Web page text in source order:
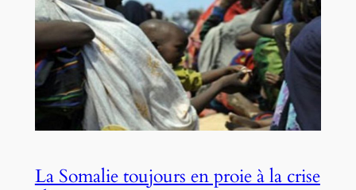
La Somalie toujours en proie à la crise